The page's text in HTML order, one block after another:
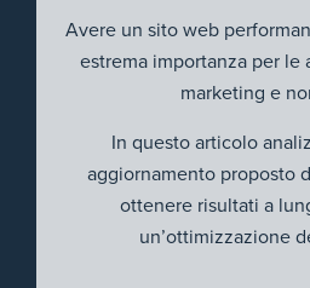
Avere un sito web
estrema importanza per le
marketing e
In questo articolo
aggiornamento proposto
ottenere risultati a
un’ottimizzazione